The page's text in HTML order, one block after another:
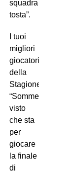
squadra
tosta”.
I tuoi
migliori
giocatori
della
Stagione?
“Sommer
visto
che sta
per
giocare
la finale
di